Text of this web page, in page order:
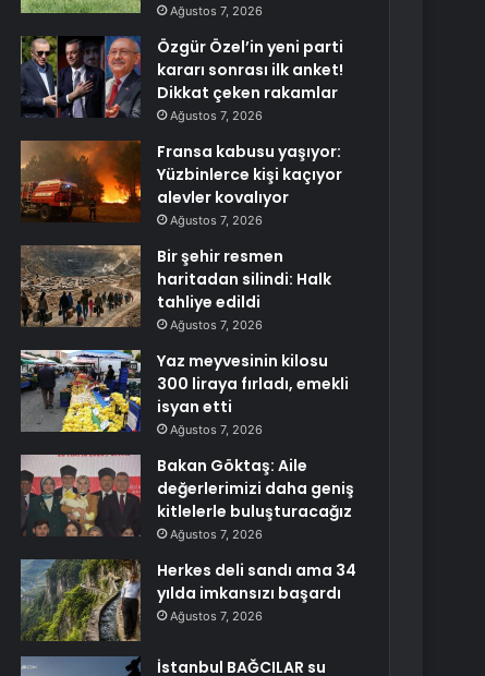
Ağustos 7, 2026
Özgür Özel’in yeni parti
kararı sonrası ilk anket!
Dikkat çeken rakamlar
Ağustos 7, 2026
Fransa kabusu yaşıyor:
Yüzbinlerce kişi kaçıyor
alevler kovalıyor
Ağustos 7, 2026
Bir şehir resmen
haritadan silindi: Halk
tahliye edildi
Ağustos 7, 2026
Yaz meyvesinin kilosu
300 liraya fırladı, emekli
isyan etti
Ağustos 7, 2026
Bakan Göktaş: Aile
değerlerimizi daha geniş
kitlelerle buluşturacağız
Ağustos 7, 2026
Herkes deli sandı ama 34
yılda imkansızı başardı
Ağustos 7, 2026
İstanbul BAĞCILAR su